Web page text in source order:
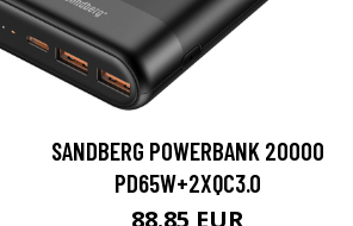
SANDBERG POWERBANK 20000
PD65W+2XQC3.0
88.85 EUR